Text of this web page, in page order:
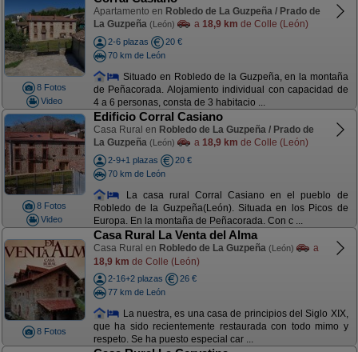
8 Fotos
Video
Apartamento en Robledo de La Guzpeña / Prado de
La Guzpeña (León) a 18,9 km de Colle (León)
2-6 plazas
20 €
70 km de León
Situado en Robledo de la Guzpeña, en la montaña
de Peñacorada. Alojamiento individual con capacidad de
4 a 6 personas, consta de 3 habitacio ...
8 Fotos
Video
Edificio Corral Casiano
Casa Rural en Robledo de La Guzpeña / Prado de
La Guzpeña (León) a 18,9 km de Colle (León)
2-9+1 plazas
20 €
70 km de León
La casa rural Corral Casiano en el pueblo de
Robledo de la Guzpeña(León). Situada en los Picos de
Europa. En la montaña de Peñacorada. Con c ...
8 Fotos
Casa Rural La Venta del Alma
Casa Rural en Robledo de La Guzpeña (León)
a
18,9 km de Colle (León)
2-16+2 plazas
26 €
77 km de León
La nuestra, es una casa de principios del Siglo XIX,
que ha sido recientemente restaurada con todo mimo y
respeto. Se ha puesto especial car ...